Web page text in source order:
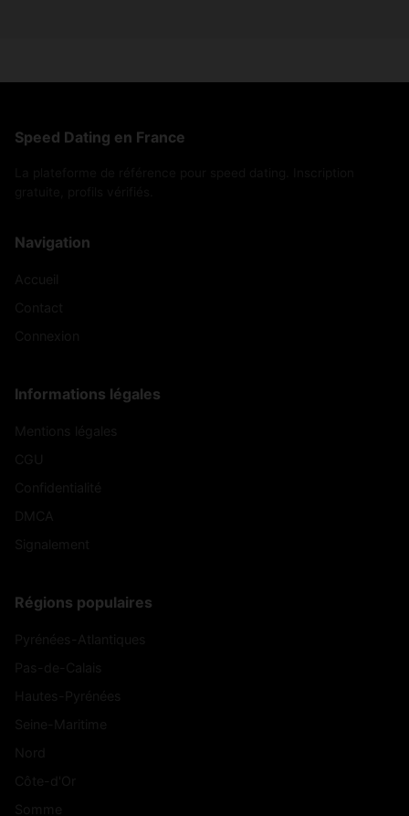
Speed Dating en France
Navigation
Informations légales
Régions populaires